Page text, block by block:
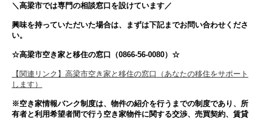
＼高梁市では専門の相談窓口を設けています／
興味を持っていただいた場合は、まずは下記までお問い合わせくださ
い。
☆高梁市空き家と移住の窓口（0866-56-0080）☆
【関連リンク】高梁市空き家と移住の窓口（あなたの移住をサポート
します）
※空き家情報バンク制度は、物件の紹介を行うまでの制度であり、所
有者と利用希望者間で行う空き家物件に関する交渉、売買契約、賃貸